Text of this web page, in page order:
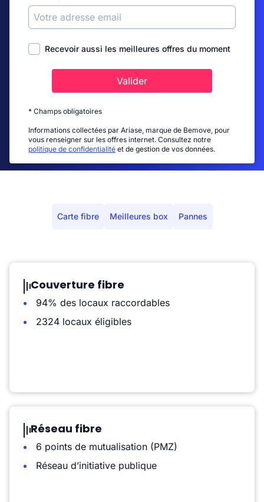
Recevoir aussi les meilleures offres du moment
Valider
* Champs obligatoires
Informations collectées par Ariase, marque de Bemove, pour
vous renseigner sur les offres internet. Consultez notre
politique de confidentialité et de gestion de vos données.
Carte fibre Meilleures box Pannes
Couverture fibre
94% des locaux raccordables
2324 locaux éligibles
Réseau fibre
6 points de mutualisation (PMZ)
Réseau d’initiative publique